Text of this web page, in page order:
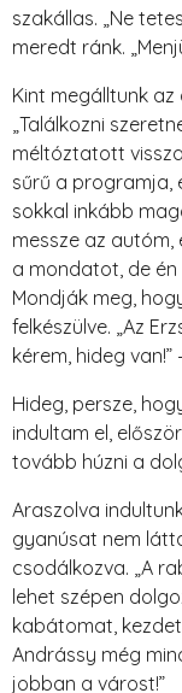
szakállas. „Ne
meredt ránk.
Kint megálltunk az
„Találkozni
méltóztatott
sűrű a programja,
sokkal inkább
messze az autóm,
a mondatot, de én
Mondják meg,
felkészülve. „Az
kérem, hideg
Hideg, persze,
indultam el,
tovább húzni a
Araszolva
gyanúsat nem
csodálkozva. „A
lehet szépen
kabátomat,
Andrássy még
jobban a várost!”